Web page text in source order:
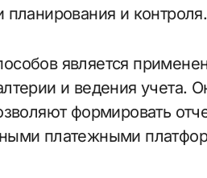
и контроля.
является
и ведения учета.
формировать
платежными